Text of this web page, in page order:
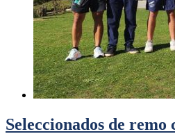
Seleccionados de